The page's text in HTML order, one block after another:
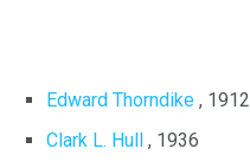
Edward Thorndike , 1912
Clark L. Hull , 1936